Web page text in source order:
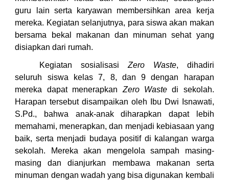
guru lain serta karyawan membersihkan area kerja
mereka. Kegiatan selanjutnya, para siswa akan makan
bersama bekal makanan dan minuman sehat yang
disiapkan dari rumah.
Kegiatan sosialisasi Zero Waste, dihadiri
seluruh siswa kelas 7, 8, dan 9 dengan harapan
mereka dapat menerapkan Zero Wastedi sekolah.
Harapan tersebut disampaikan oleh Ibu Dwi Isnawati,
S.Pd., bahwa anak-anak diharapkan dapat lebih
memahami, menerapkan, dan menjadi kebiasaan yang
baik, serta menjadi budaya positif di kalangan warga
sekolah. Mereka akan mengelola sampah masing-
masing dan dianjurkan membawa makanan serta
minuman dengan wadah yang bisa digunakan kembali